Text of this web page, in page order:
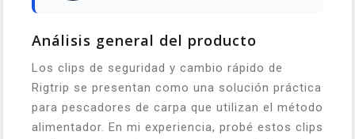
Análisis general del producto
Los clips de seguridad y cambio rápido de
Rigtrip se presentan como una solución práctica
para pescadores de carpa que utilizan el método
alimentador. En mi experiencia, probé estos clips